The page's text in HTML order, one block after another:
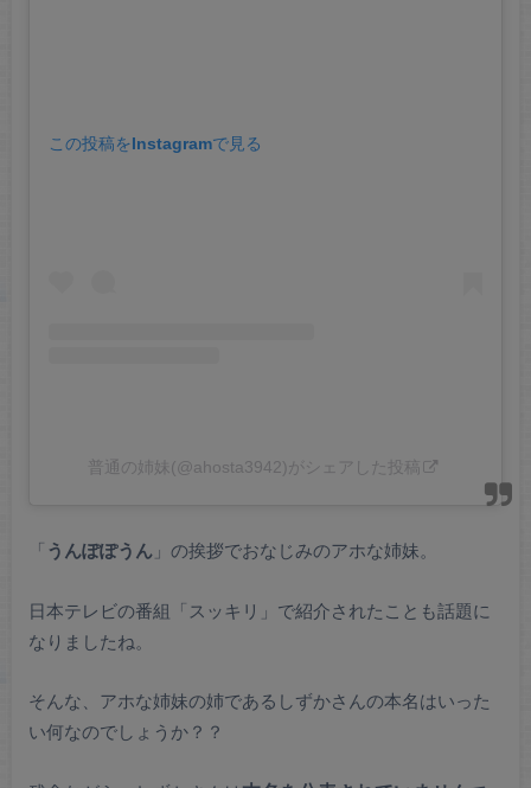
この投稿をInstagramで見る
普通の姉妹(@ahosta3942)がシェアした投稿
「 うんぽぽうん」の挨拶でおなじみのアホな姉妹。
日本テレビの番組「スッキリ」で紹介されたことも話題に
なりましたね。
そんな、アホな姉妹の姉であるしずかさんの本名はいった
い何なのでしょうか？？